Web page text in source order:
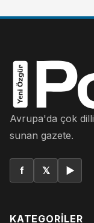
Avrupa'da çok
sunan gazete.
f 𝕏 ▶
KATEGORILER